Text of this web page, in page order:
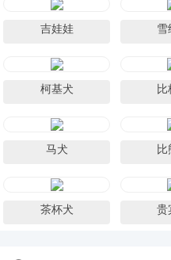
吉娃娃 雪
柯基犬 比
马犬 比
茶杯犬 贵